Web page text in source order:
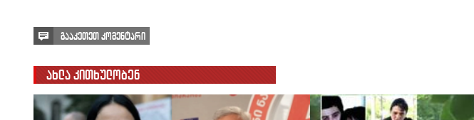
გააკეთეთ კომენტარი
ახლა კითხულობენ